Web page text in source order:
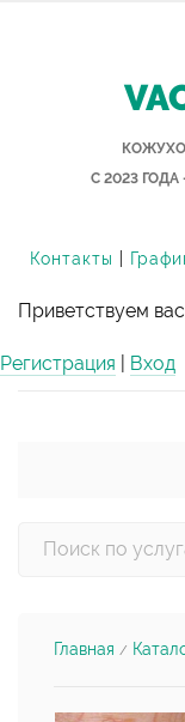
С 2023
Контакты
Приветствуем
Регистрация Вход
Главная /